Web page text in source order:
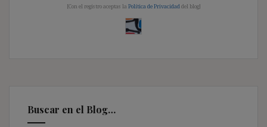
[Con el registro aceptas la Política de Privacidad del blog]
Buscar en el Blog…